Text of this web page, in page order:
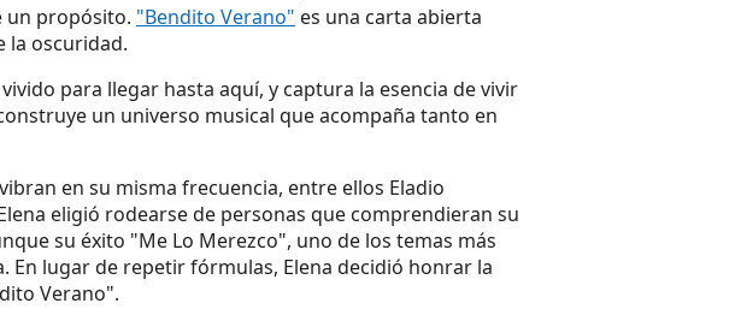
un propósito. "Bendito Verano" es una carta abierta
la oscuridad.
para llegar hasta aquí, y captura la esencia de vivir
un universo musical que acompaña tanto en
en su misma frecuencia, entre ellos Eladio
eligió rodearse de personas que comprendieran su
su éxito "Me Lo Merezco", uno de los temas más
lugar de repetir fórmulas, Elena decidió honrar la
Verano".